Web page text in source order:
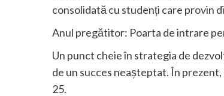
consolidată cu studenți care provin
Anul pregătitor: Poarta de intrare
Un punct cheie în strategia de
de un succes neașteptat. În
25.